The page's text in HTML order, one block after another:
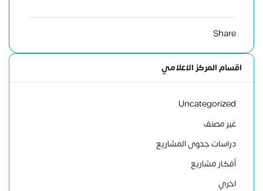
Share
اقسام المركز الاعلامي
Uncategorized
غير مصنف
دراسات جدوى المشاريع
أفكار مشاريع
اخري